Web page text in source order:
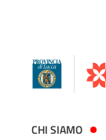
CHI SIAMO